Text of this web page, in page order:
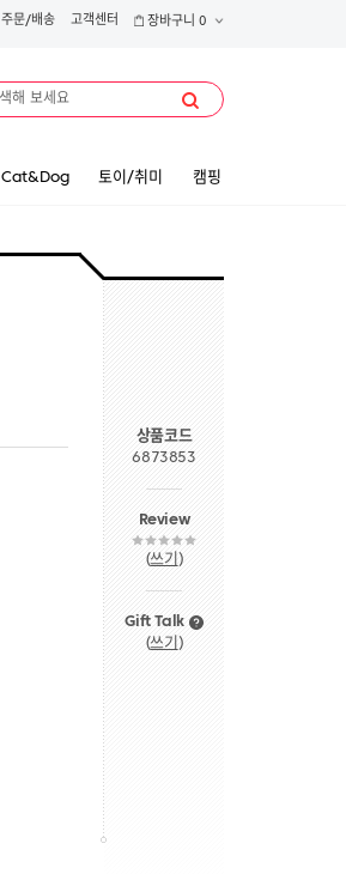
주문/배송 고객센터 장바구니 0
Cat&Dog 토이/취미 캠핑
상품코드
6873853
Review
(쓰기 )
Gift Talk
(쓰기 )